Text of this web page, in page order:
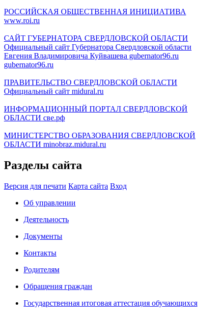
РОССИЙСКАЯ ОБЩЕСТВЕННАЯ ИНИЦИАТИВА
www.roi.ru
САЙТ ГУБЕРНАТОРА СВЕРДЛОВСКОЙ ОБЛАСТИ
Официальный сайт Губернатора Свердловской области
Евгения Владимировича Куйвашева gubernator96.ru
gubernator96.ru
ПРАВИТЕЛЬСТВО СВЕРДЛОВСКОЙ ОБЛАСТИ
Официальный сайт midural.ru
ИНФОРМАЦИОННЫЙ ПОРТАЛ СВЕРДЛОВСКОЙ
ОБЛАСТИ све.рф
МИНИСТЕРСТВО ОБРАЗОВАНИЯ СВЕРДЛОВСКОЙ
ОБЛАСТИ minobraz.midural.ru
Разделы сайта
Версия для печати Карта сайта Вход
Об управлении
Деятельность
Документы
Контакты
Родителям
Обращения граждан
Государственная итоговая аттестация обучающихся